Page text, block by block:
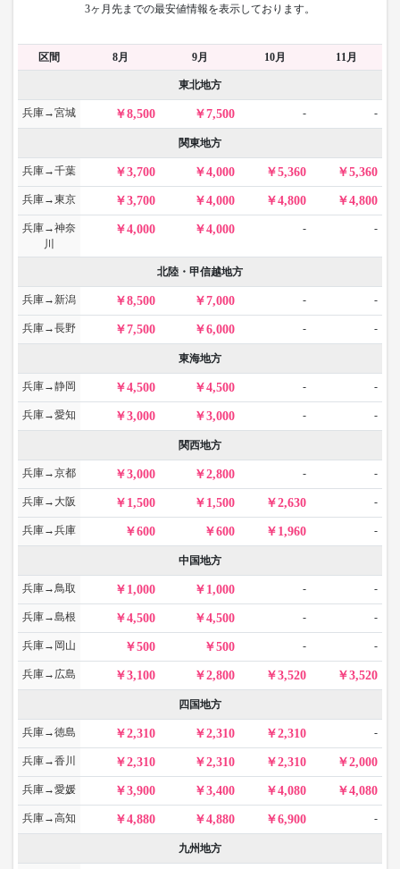
3ヶ月先までの最安値情報を表示しております。
区間 8月 9月 10月 11月
東北地方
兵庫→宮城 8,500 7,500 - -
関東地方
兵庫→千葉 3,700 4,000 5,360 5,360
兵庫→東京 3,700 4,000 4,800 4,800
兵庫→神奈
川
4,000 4,000 - -
北陸・甲信越地方
兵庫→新潟 8,500 7,000 - -
兵庫→長野 7,500 6,000 - -
東海地方
兵庫→静岡 4,500 4,500 - -
兵庫→愛知 3,000 3,000 - -
関西地方
兵庫→京都 3,000 2,800 - -
兵庫→大阪 1,500 1,500 2,630 -
兵庫→兵庫 600 600 1,960 -
中国地方
兵庫→鳥取 1,000 1,000 - -
兵庫→島根 4,500 4,500 - -
兵庫→岡山 500 500 - -
兵庫→広島 3,100 2,800 3,520 3,520
四国地方
兵庫→徳島 2,310 2,310 2,310 -
兵庫→香川 2,310 2,310 2,310 2,000
兵庫→愛媛 3,900 3,400 4,080 4,080
兵庫→高知 4,880 4,880 6,900 -
九州地方